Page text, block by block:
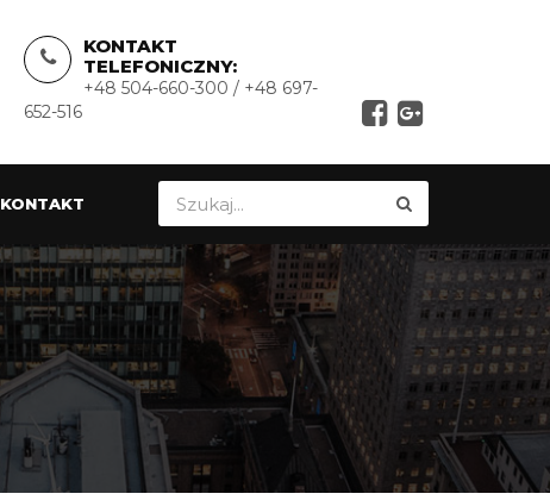
KONTAKT
TELEFONICZNY:
+48 504-660-300 / +48 697-
652-516
KONTAKT